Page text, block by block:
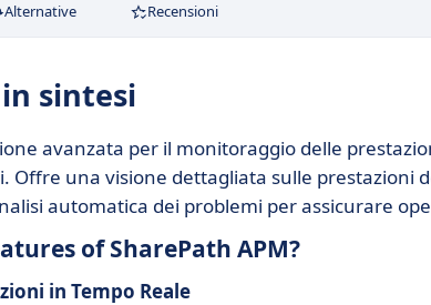
Alternative Recensioni
sintesi
avanzata per il monitoraggio delle
Offre una visione dettagliata sulle prestazioni
automatica dei problemi per assicurare
of SharePath APM?
in Tempo Reale